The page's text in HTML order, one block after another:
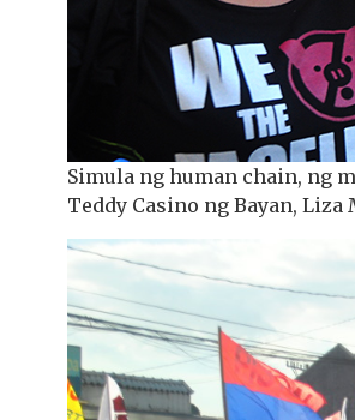
Simula ng human chain, ng
Teddy Casino ng Bayan, Liza